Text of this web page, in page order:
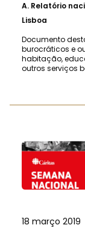
A. Relatório
Lisboa
Documento
burocráticos e
habitação,
outros serviços
18 março 2019